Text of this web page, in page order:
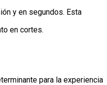
y en segundos. Esta
en cortes.
para la experiencia